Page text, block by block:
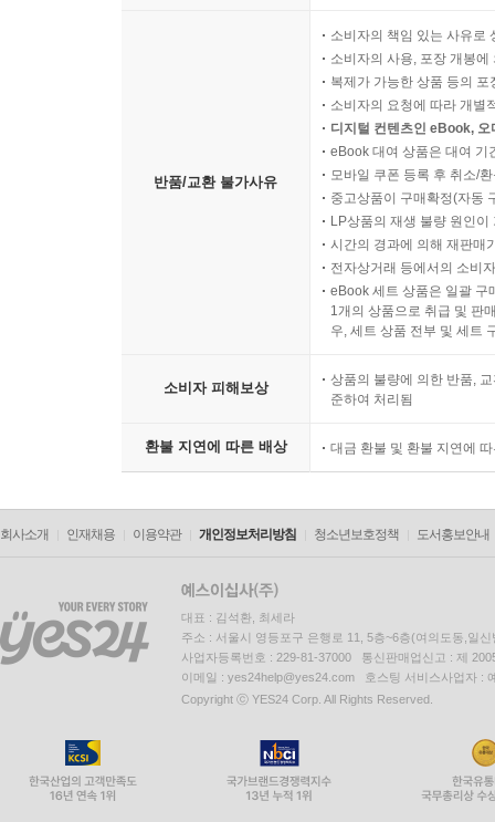
반품/교환 불가사유
소비자의 책임 있는 사유로
소비자의 사용, 포장 개봉
복제가 가능한 상품 등의
소비자의 요청에 따라 개별
디지털 컨텐츠인 eBook,
eBook 대여 상품은 대여 기
모바일 쿠폰 등록 후 취소/
중고상품이 구매확정(자동
LP상품의 재생 불량 원인
시간의 경과에 의해 재판매
전자상거래 등에서의 소비
eBook 세트 상품은 일괄 구
1개의 상품으로 취급 및 판
우, 세트 상품 전부 및 세트
소비자 피해보상
상품의 불량에 의한 반품,
준하여 처리됨
환불 지연에 따른 배상 대금 환불 및 환불 지연에
회사소개 인재채용 이용약관 개인정보처리방침 청소년보호정책 도서홍보안내
대표 : 김석환, 최세라
주소 : 서울시 영등포구 은행로 11, 5층~6층(여의도동,일신
사업자등록번호 : 229-81-37000 통신판매업신고 : 제
이메일 : yes24help@yes24.com 호스팅 서비스사업자 :
Copyright ⓒ YES24 Corp. All Rights Reserved.